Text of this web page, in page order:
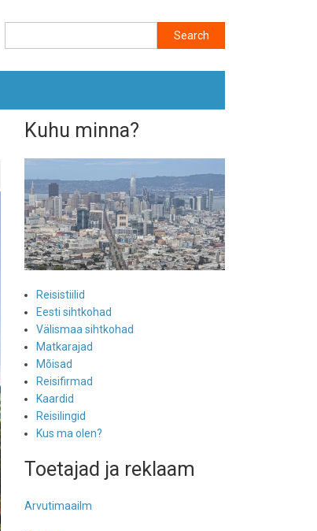
Kuhu minna?
Reisistiilid
Eesti sihtkohad
Välismaa sihtkohad
Matkarajad
Mõisad
Reisifirmad
Kaardid
Reisilingid
Kus ma olen?
Toetajad ja reklaam
Arvutimaailm